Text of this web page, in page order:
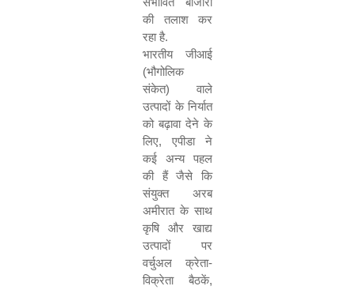
की तलाश कर
रहा है.
भारतीय जीआई
(भौगोलिक
संकेत) वाले
उत्पादों के निर्यात
को बढ़ावा देने के
लिए, एपीडा ने
कई अन्य पहल
की हैं जैसे कि
संयुक्त अरब
अमीरात के साथ
कृषि और खाद्य
उत्पादों पर
वर्चुअल क्रेता-
विक्रेता बैठकें,